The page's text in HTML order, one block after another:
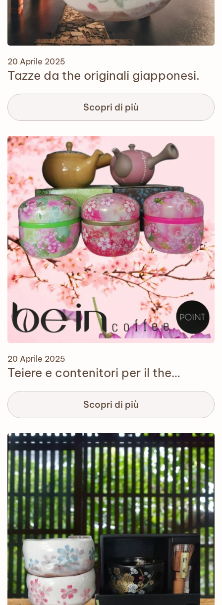
20 Aprile 2025
Tazze da the originali giapponesi.
Scopri di più
20 Aprile 2025
Teiere e contenitori per il the…
Scopri di più